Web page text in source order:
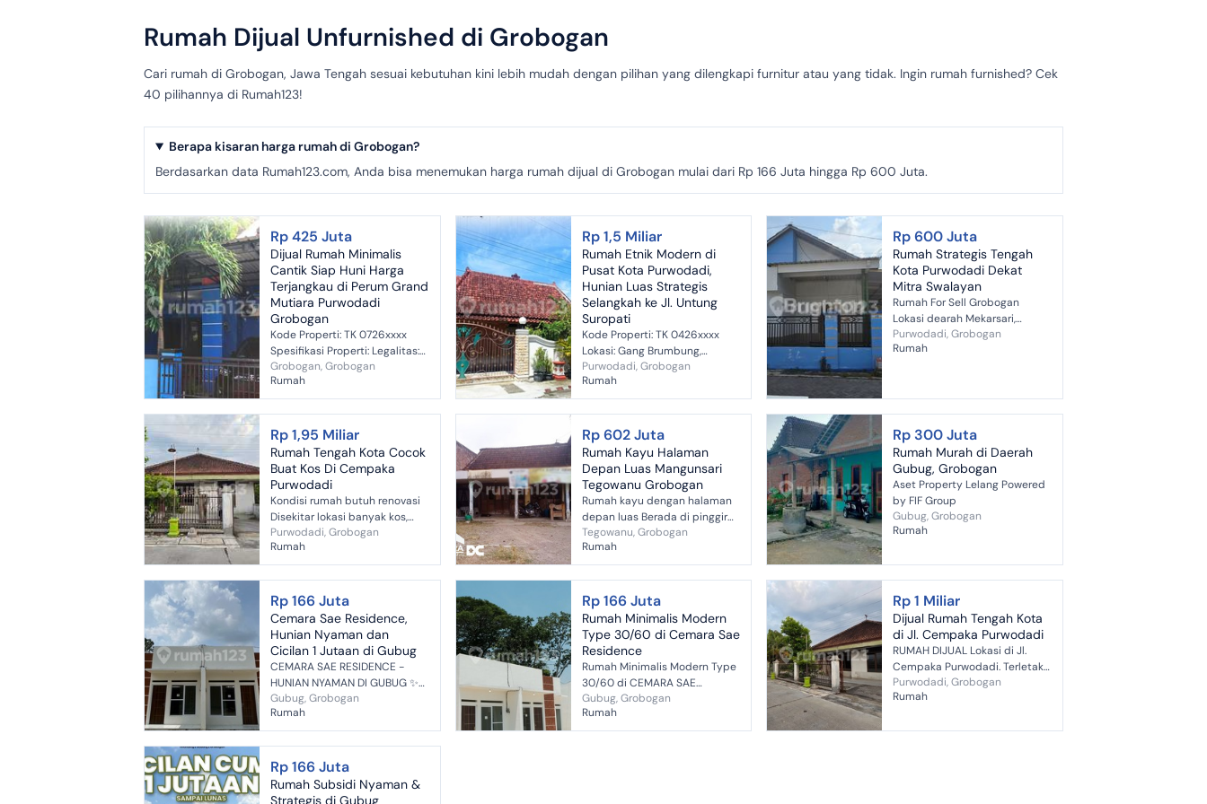
Rumah Dijual Unfurnished di Grobogan
Cari rumah di Grobogan, Jawa Tengah sesuai kebutuhan kini lebih mudah dengan pilihan yang dilengkapi furnitur atau yang tidak. Ingin rumah furnished? Cek
40 pilihannya di Rumah123!
Berapa kisaran harga rumah di Grobogan?
Berdasarkan data Rumah123.com, Anda bisa menemukan harga rumah dijual di Grobogan mulai dari Rp 166 Juta hingga Rp 600 Juta.
Rp 425 Juta
Dijual Rumah Minimalis
Cantik Siap Huni Harga
Terjangkau di Perum Grand
Mutiara Purwodadi
Grobogan
Kode Properti: TK 0726xxxx
Spesifikasi Properti: Legalitas:
SHM Luas Tanah (LT): 83m²
Luas Bangunan (LB): 60m²
Lebar Depan (LD): 6m Lantai:...
Grobogan, Grobogan
Rumah
Rp 1,5 Miliar
Rumah Etnik Modern di
Pusat Kota Purwodadi,
Hunian Luas Strategis
Selangkah ke Jl. Untung
Suropati
Kode Properti: TK 0426xxxx
Lokasi: Gang Brumbung,
Lingkungan Plendungan,
Kuripan, Kecamatan
Purwodadi, Kabupaten
Grobogan Miliki hunian
istimewa ...
Purwodadi, Grobogan
Rumah
Rp 600 Juta
Rumah Strategis Tengah
Kota Purwodadi Dekat
Mitra Swalayan
Rumah For Sell Grobogan
Lokasi dearah Mekarsari,
Kelurahan Danyang, Grobogan
- Purwodadi, . Harga nego
Purwodadi, Grobogan
Rumah
Rp 1,95 Miliar
Rumah Tengah Kota Cocok
Buat Kos Di Cempaka
Purwodadi
Kondisi rumah butuh renovasi
Disekitar lokasi banyak kos,
guess house karena di kelilingi
kantor dan rumah sakit Cocok
untuk rumah tinggal, kuliner...
Purwodadi, Grobogan
Rumah
Rp 602 Juta
Rumah Kayu Halaman
Depan Luas Mangunsari
Tegowanu Grobogan
Rumah kayu dengan halaman
depan luas Berada di pinggir
jalan Akses jalan lebar bisa
simpangan 2 mobil Terdiri :
ruang tamu, dapur, kamar tidur
1, k...
Tegowanu, Grobogan
Rumah
Rp 300 Juta
Rumah Murah di Daerah
Gubug, Grobogan
Aset Property Lelang Powered
by FIF Group
Gubug, Grobogan
Rumah
Rp 166 Juta
Cemara Sae Residence,
Hunian Nyaman dan
Cicilan 1 Jutaan di Gubug
CEMARA SAE RESIDENCE -
HUNIAN NYAMAN DI GUBUG ✨
Punya rumah sendiri sekarang
lebih mudah! Cemara Sae
Residence hadir dengan
hunian nyaman, harga...
Gubug, Grobogan
Rumah
Rp 166 Juta
Rumah Minimalis Modern
Type 30/60 di Cemara Sae
Residence
Rumah Minimalis Modern Type
30/60 di CEMARA SAE
RESIDENCE ✨ Cari rumah
nyaman dengan harga
terjangkau? Saatnya punya
Gubug, Grobogan
Rumah
Rp 1 Miliar
Dijual Rumah Tengah Kota
di Jl. Cempaka Purwodadi
RUMAH DIJUAL Lokasi di Jl.
Cempaka Purwodadi. Terletak
di pusat Kota Purwodadi.
Dekat dengan pertokoan,
Permata Bunda, S...
Purwodadi, Grobogan
Rumah
Rp 166 Juta
Rumah Subsidi Nyaman &
Strategis di Gubug